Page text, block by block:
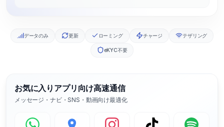
データのみ 更新 ローミング チャージ テザリング
eKYC不要
お気に入りアプリ向け高速通信
メッセージ・ナビ・SNS・動画向け最適化